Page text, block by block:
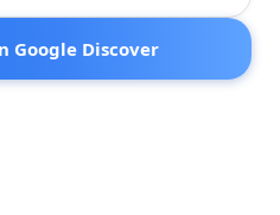
Google Discover